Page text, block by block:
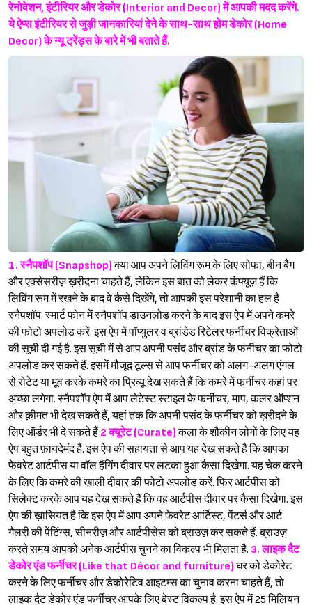
रेनोवेशन, इंटीरियर और डेकोर (Interior and Decor) में आपकी मदद करेंगे.
ये ऐप्स इंटीरियर से जुड़ी जानकारियां देने के साथ-साथ होम डेकोर (Home
Decor) के न्यू ट्रेंड्स के बारे में भी बताते हैं.
1. स्नैपशॉप (Snapshop)क्या आप अपने लिविंग रूम के लिए सोफा, बीन बैग
और एक्सेसरीज़ ख़रीदना चाहते हैं, लेकिन इस बात को लेकर कंफ्यूज़ हैं कि
लिविंग रूम में रखने के बाद वे कैसे दिखेंगे, तो आपकी इस परेशानी का हल है
स्नैपशॉप. स्मार्ट फोन में स्नैपशॉप डाउनलोड करने के बाद इस ऐप में अपने कमरे
की फोटो अपलोड करें. इस ऐप में पॉप्युलर व ब्रांडेड रिटेलर फर्नीचर विक्रेताओं
की सूची दी गई है. इस सूची में से आप अपनी पसंद और ब्रांड के फर्नीचर का फोटो
अपलोड कर सकते हैं. इसमें मौजूद टूल्स से आप फर्नीचर को अलग-अलग एंगल
से रोटेट या मूव करके कमरे का प्रिव्यू देख सकते हैं कि कमरे में फर्नीचर कहां पर
अच्छा लगेगा. स्नैपशॉप ऐप में आप लेटेस्ट स्टाइल के फर्नीचर, माप, कलर ऑप्शन
और क़ीमत भी देख सकते हैं, यहां तक कि अपनी पसंद के फर्नीचर को ख़रीदने के
लिए ऑर्डर भी दे सकते हैं 2 क्यूरेट (Curate)कला के शौकीन लोगों के लिए यह
ऐप बहुत फ़ायदेमंद है. इस ऐप की सहायता से आप यह देख सकते है कि आपका
फेवरेट आर्टपीस या वॉल हैंगिंग दीवार पर लटका हुआ कैसा दिखेगा. यह चेक करने
के लिए कि कमरे की खाली दीवार की फोटो अपलोड करें. फिर आर्टपीस को
सिलेक्ट करके आप यह देख सकते हैं कि वह आर्टपीस दीवार पर कैसा दिखेगा. इस
ऐप की ख़ासियत है कि इस ऐप में आप अपने फेवरेट आर्टिस्ट, पेंटर्स और आर्ट
गैलरी की पेंटिंग्स, सीनरीज़ और आर्टपीसेस को ब्राउज़ कर सकते हैं. ब्राउज़
करते समय आपको अनेक आर्टपीस चुनने का विकल्प भी मिलता है. 3. लाइक दैट
डेकोर एंड फर्नीचर (Like that Décor and furniture)घर को डेकोरेट
करने के लिए फर्नीचर और डेकोरेटिव आइटम्स का चुनाव करना चाहते हैं, तो
लाइक दैट डेकोर एंड फर्नीचर आपके लिए बेस्ट विकल्प है. इस ऐप में 25 मिलियन